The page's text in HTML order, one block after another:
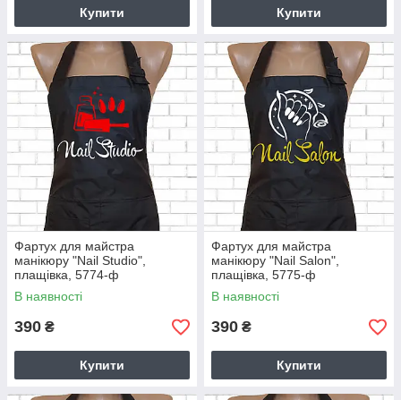
Купити Купити
Фартух для майстра
манікюру "Nail Studio",
плащівка, 5774-ф
В наявності
390 ₴
Купити
Фартух для майстра
манікюру "Nail Salon",
плащівка, 5775-ф
В наявності
390 ₴
Купити